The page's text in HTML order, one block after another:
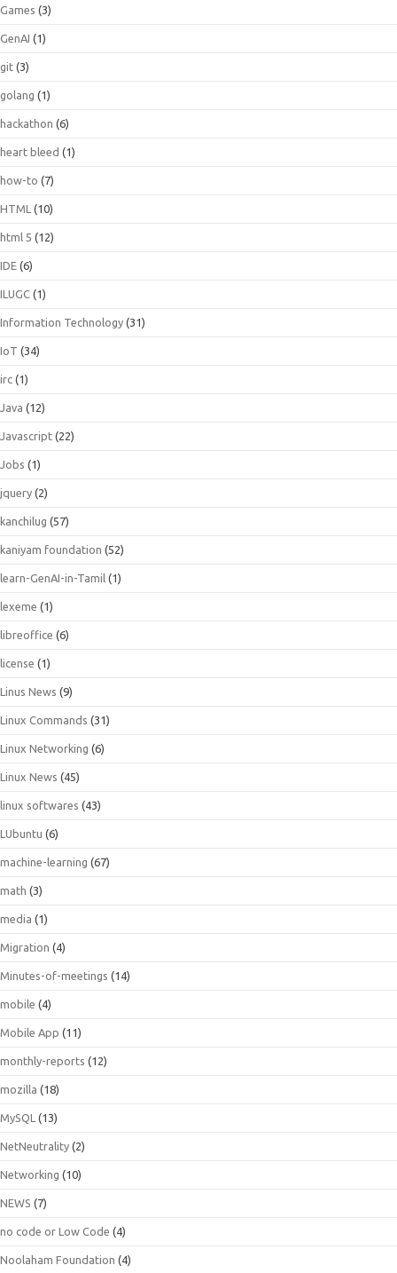
Games (3)
GenAI (1)
git (3)
golang (1)
hackathon (6)
heart bleed (1)
how-to (7)
HTML (10)
html 5 (12)
IDE (6)
ILUGC (1)
Information Technology (31)
IoT (34)
irc (1)
Java (12)
Javascript (22)
Jobs (1)
jquery (2)
kanchilug (57)
kaniyam foundation (52)
learn-GenAI-in-Tamil (1)
lexeme (1)
libreoffice (6)
license (1)
Linus News (9)
Linux Commands (31)
Linux Networking (6)
Linux News (45)
linux softwares (43)
LUbuntu (6)
machine-learning (67)
math (3)
media (1)
Migration (4)
Minutes-of-meetings (14)
mobile (4)
Mobile App (11)
monthly-reports (12)
mozilla (18)
MySQL (13)
NetNeutrality (2)
Networking (10)
NEWS (7)
no code or Low Code (4)
Noolaham Foundation (4)